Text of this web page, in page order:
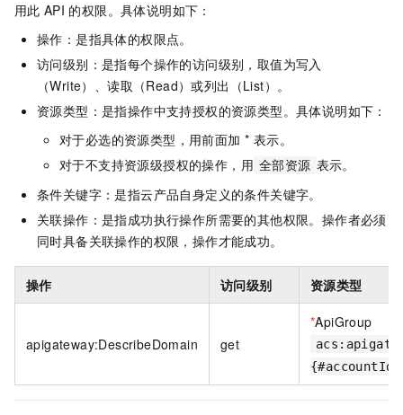
用此 API 的权限。具体说明如下：
操作：是指具体的权限点。
访问级别：是指每个操作的访问级别，取值为写入
（Write）、读取（Read）或列出（List）。
资源类型：是指操作中支持授权的资源类型。具体说明如下：
对于必选的资源类型，用前面加 * 表示。
对于不支持资源级授权的操作，用 全部资源 表示。
条件关键字：是指云产品自身定义的条件关键字。
关联操作：是指成功执行操作所需要的其他权限。操作者必须
同时具备关联操作的权限，操作才能成功。
操作 访问级别 资源类型
apigateway:DescribeDomain get
*ApiGroup